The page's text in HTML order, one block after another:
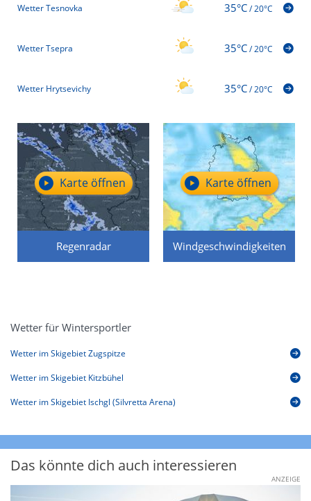
Wetter Tesnovka 35°C/20°C
Wetter Tsepra 35°C/20°C
Wetter Hrytsevichy 35°C/20°C
Regenradar
Karte öffnen
Windgeschwindigkeiten
Karte öffnen
Wetter für Wintersportler
Wetter im Skigebiet Zugspitze
Wetter im Skigebiet Kitzbühel
Wetter im Skigebiet Ischgl (Silvretta Arena)
Das könnte dich auch interessieren
ANZEIGE